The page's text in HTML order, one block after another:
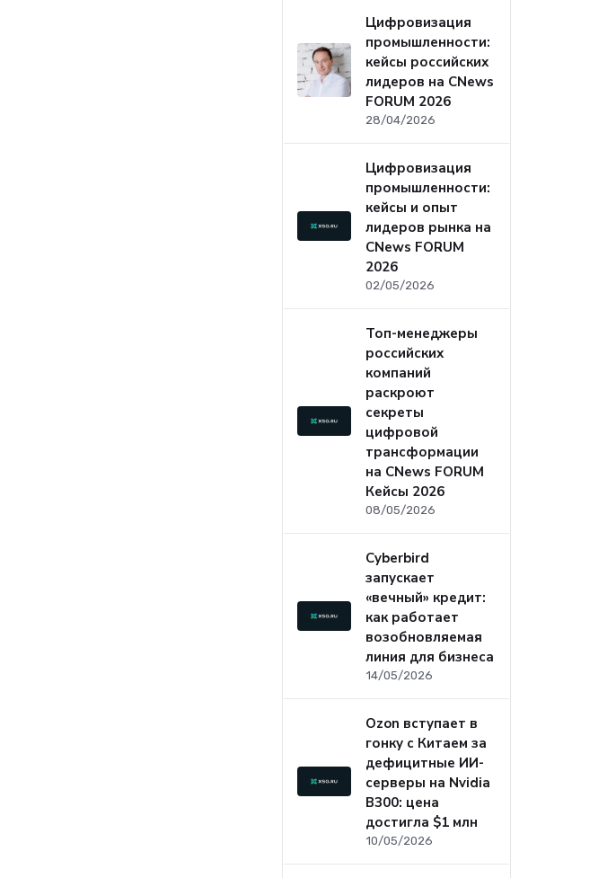
Цифровизация
промышленности:
кейсы российских
лидеров на CNews
FORUM 2026
28/04/2026
Цифровизация
промышленности:
кейсы и опыт
лидеров рынка на
CNews FORUM
2026
02/05/2026
Топ-менеджеры
российских
компаний
раскроют
секреты
цифровой
трансформации
на CNews FORUM
Кейсы 2026
08/05/2026
Cyberbird
запускает
«вечный» кредит:
как работает
возобновляемая
линия для бизнеса
14/05/2026
Ozon вступает в
гонку с Китаем за
дефицитные ИИ-
серверы на Nvidia
B300: цена
достигла $1 млн
10/05/2026